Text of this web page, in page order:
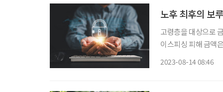
노후 최후의 보
고령층을 대상으로
이스피싱 피해 금액
2023-08-14 08:46